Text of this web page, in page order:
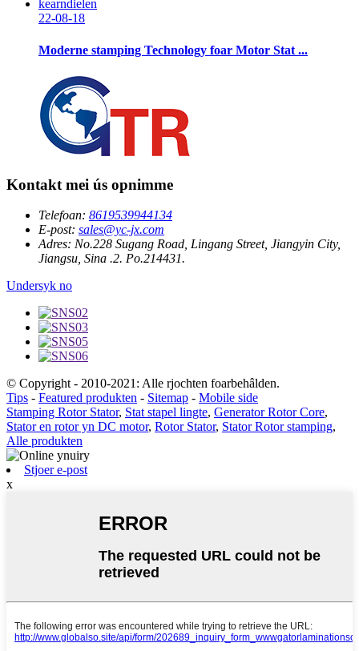
22-08-18
Moderne stamping Technology foar Motor Stat ...
Kontakt mei ús opnimme
Telefoan: 8619539944134
E-post: sales@yc-jx.com
Adres: No.228 Sugang Road, Lingang Street, Jiangyin City,
Jiangsu, Sina .2. Po.214431.
Undersyk no
© Copyright - 2010-2021: Alle rjochten foarbehâlden.
Tips - Featured produkten - Sitemap - Mobile side
Stamping Rotor Stator, Stat stapel lingte, Generator Rotor Core,
Stator en rotor yn DC motor, Rotor Stator, Stator Rotor stamping,
Alle produkten
Stjoer e-post
x